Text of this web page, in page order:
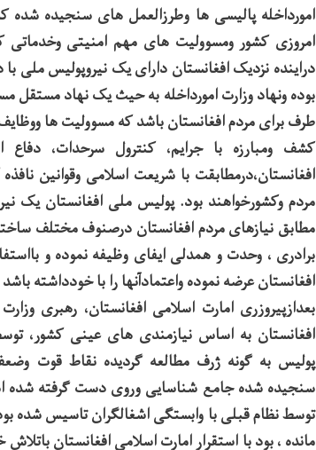
امورداخله پالیسی ها وطرزالعمل های سنجیده
امروزی کشور ومسوولیت های مهم امنیتی
دراینده نزدیک افغانستان دارای یک نیروپولیس ملی
بوده ونهاد وزارت امورداخله به حیث یک نهاد مستقل
طرف برای مردم افغانستان باشد که مسوولیت ها
کشف ومبارزه با جرایم، کنترول سرحدات،
افغانستان،درمطابقت با شریعت اسلامی وقوانین
مردم وکشورخواهند بود. پولیس ملی افغانستان یک
مطابق نیازهای مردم افغانستان درصنوف مختلف
برادری ، وحدت و همدلی ایفای وظیفه نموده و
افغانستان عرضه نموده واعتمادآنها را با خودداشته
بعدازپیروزری امارت اسلامی افغانستان، رهبری
افغانستان به اساس نیازمندی های عینی کشور،
پولیس به گونه ژرف مطالعه گردیده نقاط قوت
سنجیده شده جامع شناسایی وروی دست گرفته شده
توسط نظام قبلی با وابستگی اشغالگران تاسیس شده
مانده ، بود با استقرار امارت اسلامی افغانستان